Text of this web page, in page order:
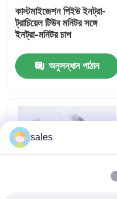
কারখানা ভ্রমণ
মান নিয়ন্ত্রণ
আমাদের সাথে যোগাযোগ করুন
উদ্ধৃতির জন্য আবেদন
ইটি টিউব এয়ারওয়ে
কাস্টমাইজেশন পিইউ ইনট্রা-
ট্রাচিয়েল টিউব মনিটর সঙ্গে
ইনট্রা-মনিটর চাপ
অনুসন্ধান পাঠান
sales